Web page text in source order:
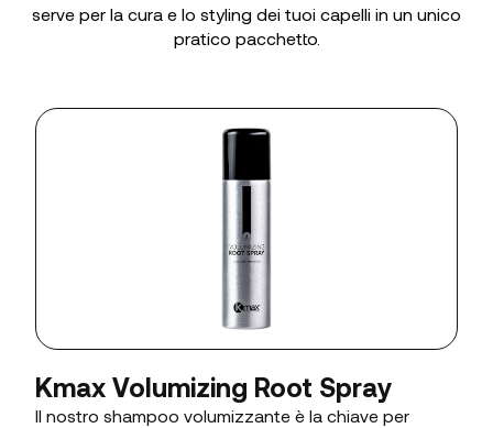
serve per la cura e lo styling dei tuoi capelli in un unico
pratico pacchetto.
Kmax Volumizing Root Spray
Il nostro shampoo volumizzante è la chiave per